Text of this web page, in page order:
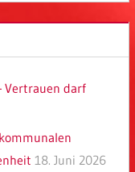
darf
18. Juni 2026